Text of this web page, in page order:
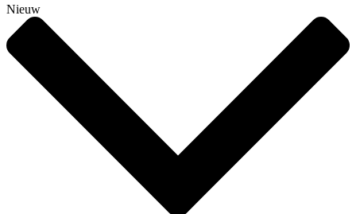
Nieuw